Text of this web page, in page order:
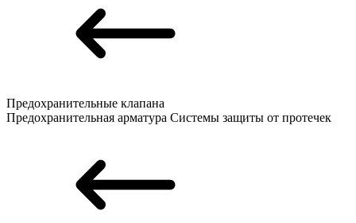
Предохранительные клапана
Предохранительная арматура Системы защиты от протечек